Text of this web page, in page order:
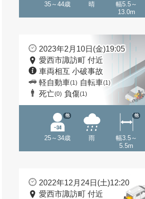
35～44歳 晴
幅5.5～
13.0m
2023年2月10日(金)19:05
愛西市諏訪町 付近
車両相互 小破事故
軽自動車(1) 自転車(1)
死亡(0) 負傷(1)
25～34歳
他
雨
幅3.5～
5.5m
他
2022年12月24日(土)12:20
愛西市諏訪町 付近